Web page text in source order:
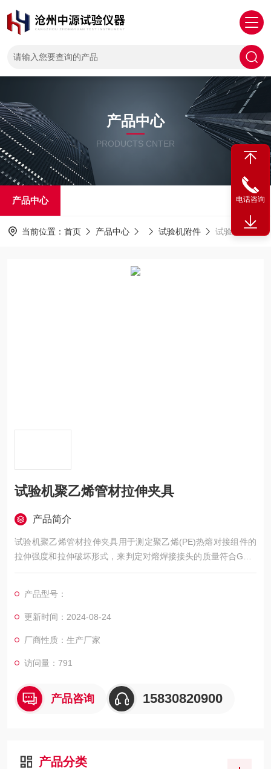
产品中心
PRODUCTS CNTER
产品中心
当前位置： 首页 产品中心 试验机附件 试验机聚乙烯管材拉伸夹具
试验机聚乙烯管材拉伸夹具
产品简介
试验机聚乙烯管材拉伸夹具用于测定聚乙烯(PE)热熔对接组件的
拉伸强度和拉伸破坏形式，来判定对熔焊接接头的质量符合GB/T
19810-2005《聚乙烯(PE)管材和管件热熔对接接头拉伸强度和破
产品型号：
更新时间：2024-08-24
厂商性质：生产厂家
访问量：791
产品咨询 15830820900
产品分类
电话咨询